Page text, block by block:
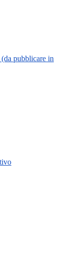
pubblicare in